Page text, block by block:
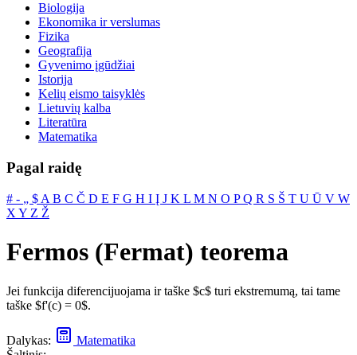
Biologija
Ekonomika ir verslumas
Fizika
Geografija
Gyvenimo įgūdžiai
Istorija
Kelių eismo taisyklės
Lietuvių kalba
Literatūra
Matematika
Pagal raidę
# ‐ „ $ A B C Č D E F G H I Į J K L M N O PQ R S Š T U Ū V W
X Y Z Ž
Fermos (Fermat) teorema
Jei funkcija diferencijuojama ir taške $c$ turi ekstremumą, tai tame
taške $f'(c) = 0$.
Dalykas:
Matematika